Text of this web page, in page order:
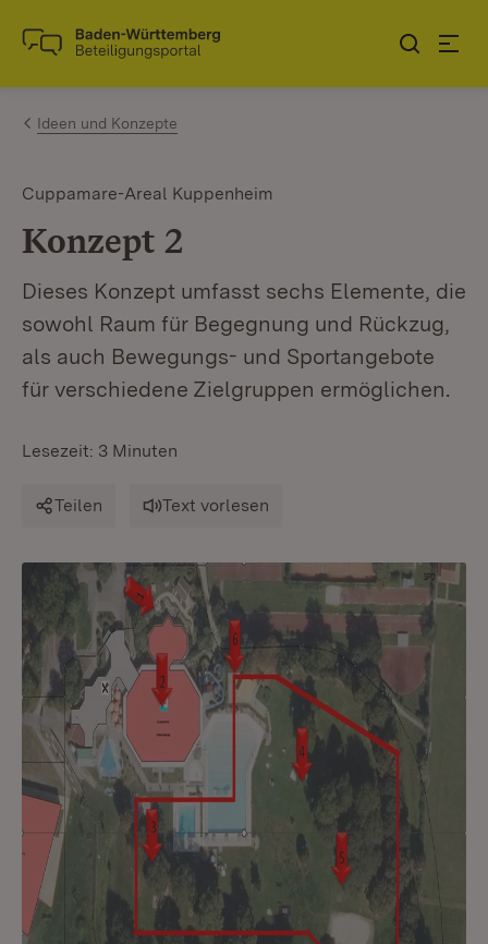
Zum Inhalt springen
Link zur Startseite
Ideen und Konzepte
Cuppamare-Areal Kuppenheim
Konzept 2
Dieses Konzept umfasst sechs Elemente, die
sowohl Raum für Begegnung und Rückzug,
als auch Bewegungs- und Sportangebote
für verschiedene Zielgruppen ermöglichen.
Lesezeit: 3 Minuten
Teilen Text vorlesen